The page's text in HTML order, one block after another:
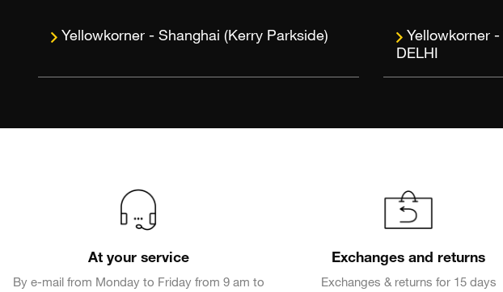
Shanghai (Kerry Parkside)
DELHI
At your service
By e-mail from Monday to Friday from 9 am to
Exchanges and returns
Exchanges & returns for 15 days